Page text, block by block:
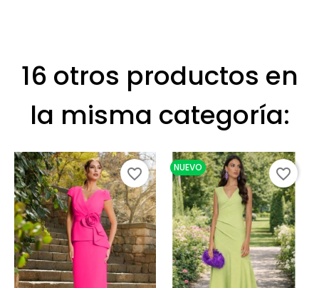
16 otros productos en
la misma categoría:
favorite_border NUEVO favorite_border